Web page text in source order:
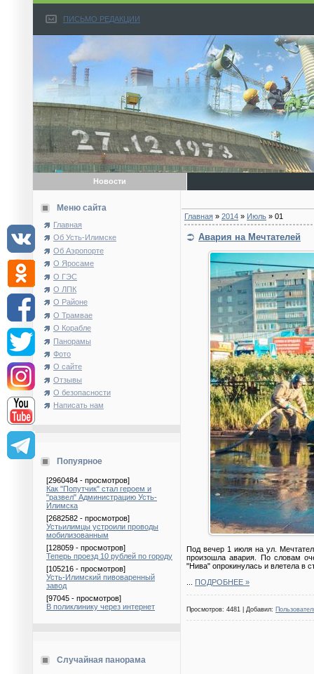
ПИСЬМО РЕДАКЦИИ
Новости
Меню сайта
Главная
Об Усть-Илимске
Об Аэропорте
О Яросаме
О ГЭС
О ЛПК
О Районе
О Трамвае
О Корабле
Панорамы
Фото
О сайте
Отзывы
О безопасности
Написать нам
Попуярное
[2960484 - просмотров]
Как "Попутчик" стал героем и
"развел" Администрацию Усть-
Илимска
[2682582 - просмотров]
Устьилимцы устроили проводы
мобилизованным
[128059 - просмотров]
Теперь проезд 10 рублей по городу
[105216 - просмотров]
Усть-Илимский пивоваренный
завод
[97045 - просмотров]
В поликлинику через интернет
Случайная панорама
Главная » 2014 » Июль » 01
Авария на Мечтателей
Под вечер 1 июля на ул.
произошла авария. По словам
"Нива" опрокинулась и влетела в
ПОДРОБНЕЕ »
Просмотров: 4481 | Добавил: